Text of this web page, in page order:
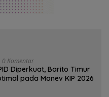
0 Komentar
Diperkuat, Barito Timur
pada Monev KIP 2026